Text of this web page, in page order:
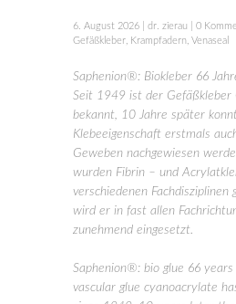
6. August 2026 dr. zierau 0
Gefäßkleber
Krampfadern Venaseal
Saphenion®: Biokleber 66
Seit 1949 ist der Gefäßkleber
bekannt, 10 Jahre später
Klebeeigenschaft erstmals
Geweben nachgewiesen
wurden Fibrin – und
verschiedenen
wird er in fast allen
zunehmend eingesetzt.
Saphenion®: bio glue 66 years
vascular glue cyanoacrylate